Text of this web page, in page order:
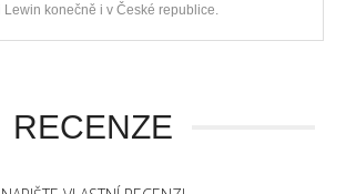
Lewin konečně i v České republice.
RECENZE